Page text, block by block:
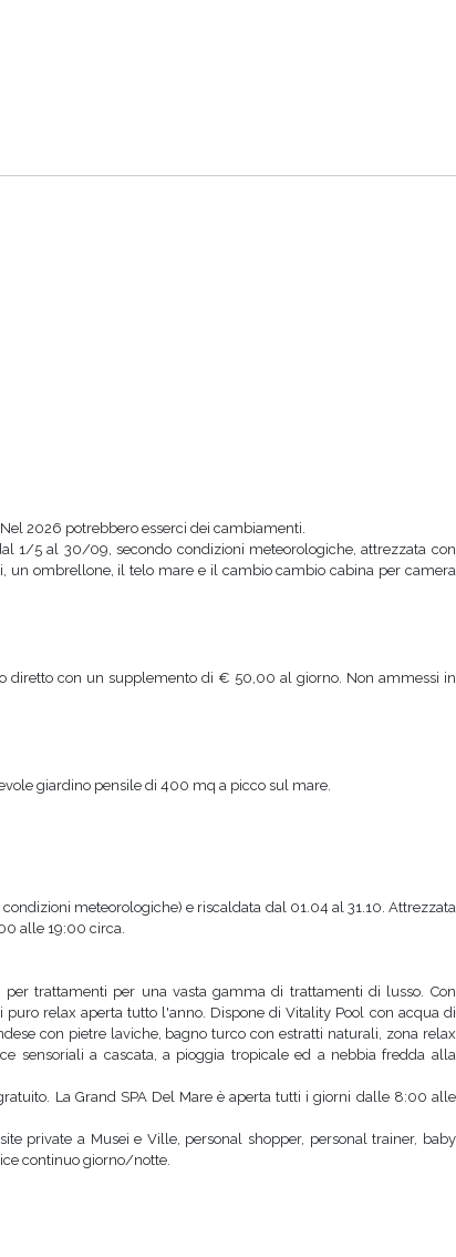
2026 potrebbero esserci dei cambiamenti.
1/5 al 30/09, secondo condizioni meteorologiche, attrezzata con
un ombrellone, il telo mare e il cambio cambio cabina per camera
diretto con un supplemento di € 50,00 al giorno. Non ammessi in
giardino pensile di 400 mq a picco sul mare.
meteorologiche) e riscaldata dal 01.04 al 31.10. Attrezzata
alle 19:00 circa.
trattamenti per una vasta gamma di trattamenti di lusso.
relax aperta tutto l'anno. Dispone di Vitality Pool con acqua di
con pietre laviche, bagno turco con estratti naturali, zona relax
sensoriali a cascata, a pioggia tropicale ed a nebbia fredda alla
La Grand SPA Del Mare è aperta tutti i giorni dalle 8:00 alle
continuo giorno/notte.